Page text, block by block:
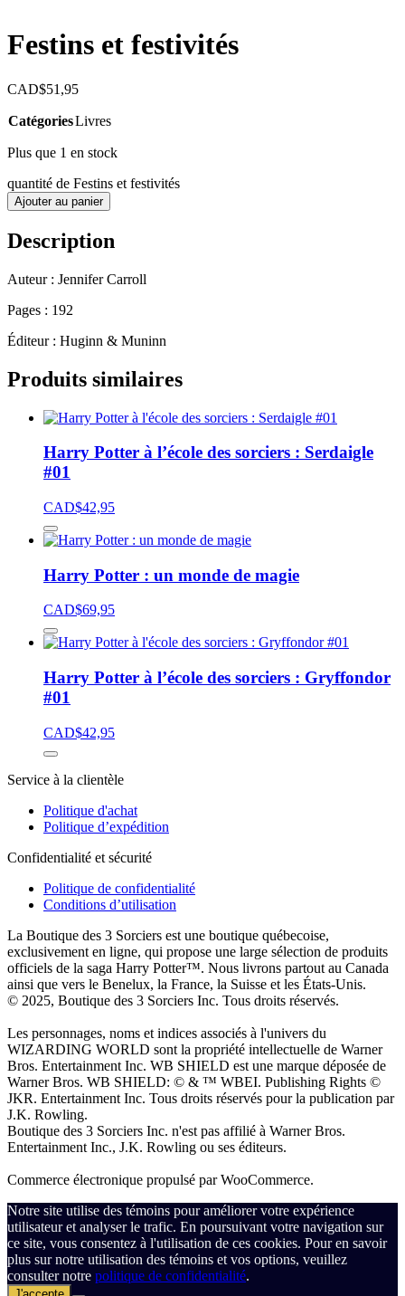
Festins et festivités
CAD$51,95
CatégoriesLivres
Plus que 1 en stock
quantité de Festins et festivités
Ajouter au panier
Description
Auteur : Jennifer Carroll
Pages : 192
Éditeur : Huginn & Muninn
Produits similaires
Harry Potter à l’école des sorciers : Serdaigle
#01
CAD$42,95
Harry Potter : un monde de magie
CAD$69,95
Harry Potter à l’école des sorciers : Gryffondor
#01
CAD$42,95
Service à la clientèle
Politique d'achat
Politique d’expédition
Confidentialité et sécurité
Politique de confidentialité
Conditions d’utilisation
La Boutique des 3 Sorciers est une boutique québecoise,
exclusivement en ligne, qui propose une large sélection de produits
officiels de la saga Harry Potter™. Nous livrons partout au Canada
ainsi que vers le Benelux, la France, la Suisse et les États-Unis.
© 2025, Boutique des 3 Sorciers Inc. Tous droits réservés.
Les personnages, noms et indices associés à l'univers du
WIZARDING WORLD sont la propriété intellectuelle de Warner
Bros. Entertainment Inc. WB SHIELD est une marque déposée de
Warner Bros. WB SHIELD: © & ™ WBEI. Publishing Rights ©
JKR. Entertainment Inc. Tous droits réservés pour la publication par
J.K. Rowling.
Boutique des 3 Sorciers Inc. n'est pas affilié à Warner Bros.
Entertainment Inc., J.K. Rowling ou ses éditeurs.
Commerce électronique propulsé par WooCommerce.
Notre site utilise des témoins pour améliorer votre expérience
utilisateur et analyser le trafic. En poursuivant votre navigation sur
ce site, vous consentez à l'utilisation de ces cookies. Pour en savoir
plus sur notre utilisation des témoins et vos options, veuillez
consulter notre politique de confidentialité.